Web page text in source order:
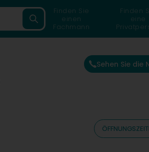
Finden Sie
einen
Fachmann
Finden
eine
Sehen Sie die